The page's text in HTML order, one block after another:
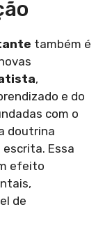
também é
,
e do
com o
doutrina
Essa
efeito
de